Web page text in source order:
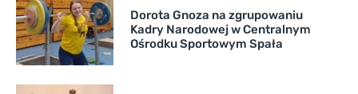
Dorota Gnoza na zgrupowaniu
Kadry Narodowej w Centralnym
Ośrodku Sportowym Spała